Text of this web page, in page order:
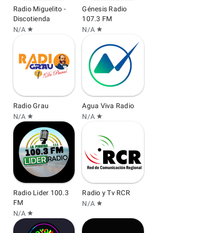
Radio Miguelito -
Discotienda
N/A star
Génesis Radio
107.3 FM
N/A star
Radio Grau
N/A star
Agua Viva Radio
N/A star
Radio Lider 100.3
FM
N/A star
Radio y Tv RCR
N/A star